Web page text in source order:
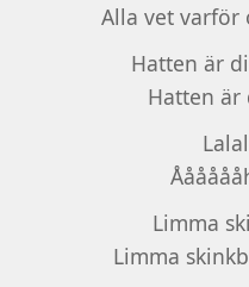
Alla vet
Hatten är
Hatten
Limma
Limma